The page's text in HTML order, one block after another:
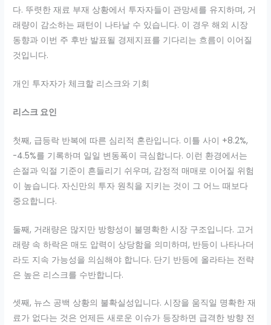
다. 뚜렷한 재료 부재 상황에서 투자자들이 관망세를 유지하며, 거
래량이 감소하는 패턴이 나타날 수 있습니다. 이 경우 해외 시장
동향과 이번 주 후반 발표될 경제지표를 기다리는 흐름이 이어질
것입니다.
개인 투자자가 체크할 리스크와 기회
리스크 요인
첫째, 급등락 반복에 따른 심리적 혼란입니다. 이틀 사이 +8.2%,
-4.5%를 기록하며 일일 변동폭이 극심합니다. 이런 환경에서는
손절과 익절 기준이 흔들리기 쉬우며, 감정적 매매로 이어질 위험
이 높습니다. 자신만의 투자 원칙을 지키는 것이 그 어느 때보다
중요합니다.
둘째, 거래량은 많지만 방향성이 불명확한 시장 구조입니다. 고거
래량 속 하락은 매도 압력이 상당함을 의미하며, 반등이 나타나더
라도 지속 가능성을 의심해야 합니다. 단기 반등에 올라타는 전략
은 높은 리스크를 수반합니다.
셋째, 뉴스 공백 상황의 불확실성입니다. 시장을 움직일 명확한 재
료가 없다는 것은 언제든 새로운 이슈가 등장하면 급격한 방향 전